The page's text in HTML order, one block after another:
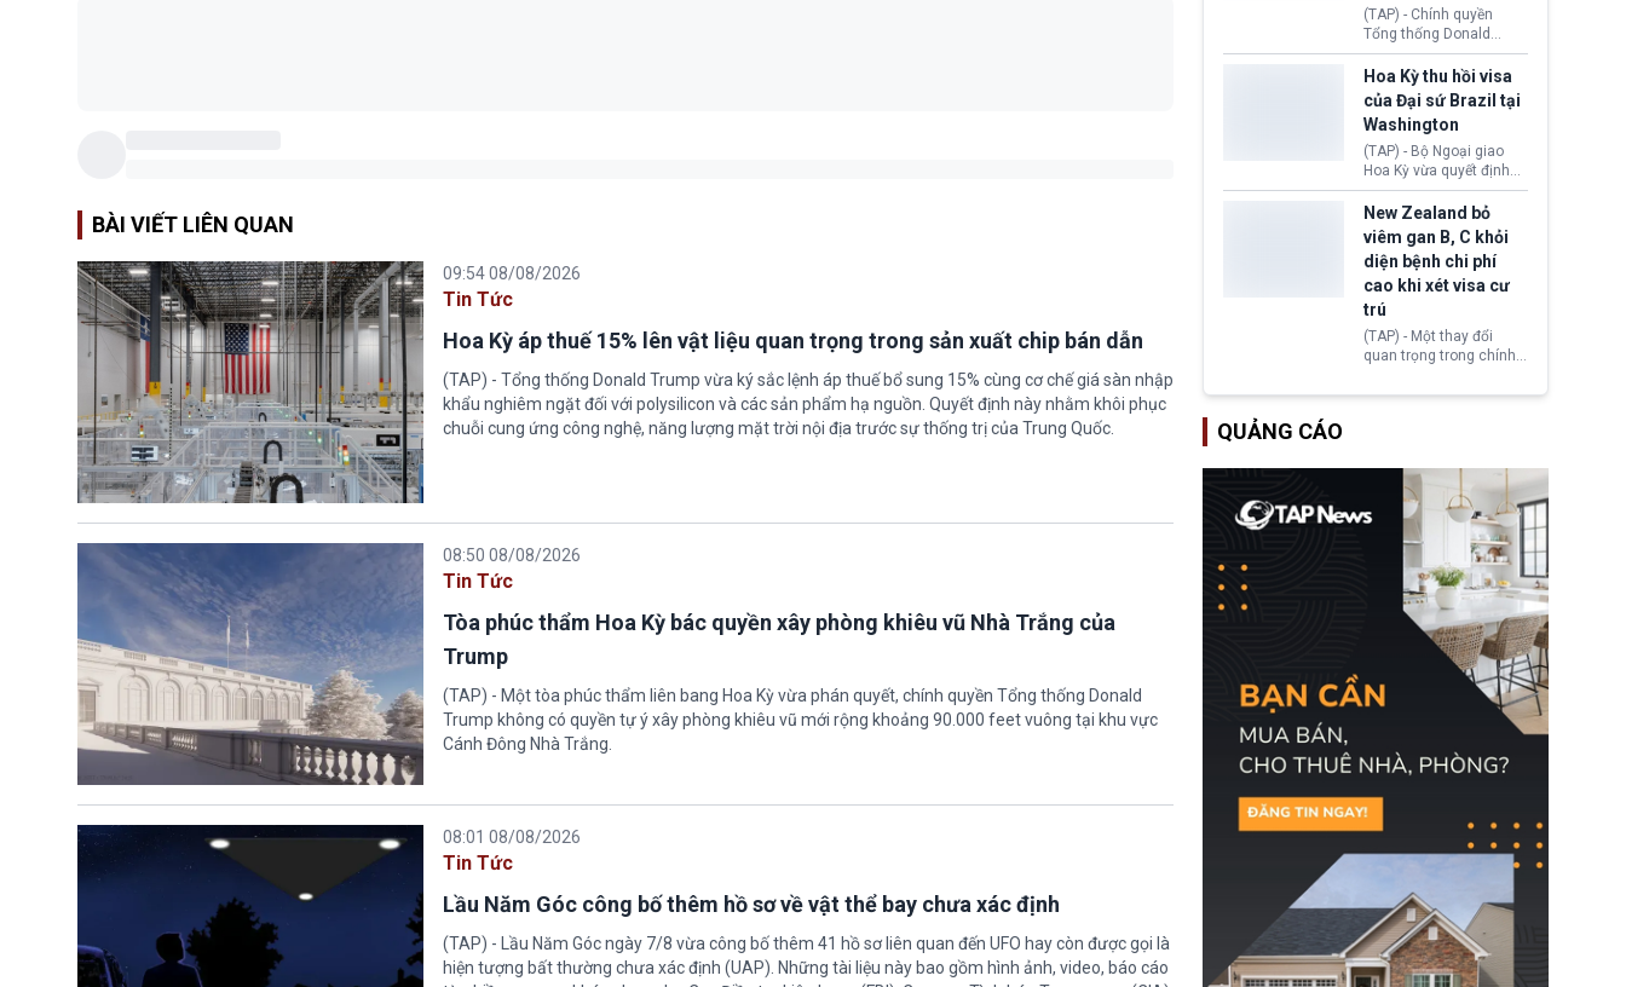
BÀI VIẾT LIÊN QUAN
09:54 08/08/2026
Tin Tức
Hoa Kỳ áp thuế 15% lên vật liệu quan trọng trong sản xuất chip bán dẫn
(TAP) - Tổng thống Donald Trump vừa ký sắc lệnh áp thuế bổ sung 15% cùng cơ chế giá sàn nhập
khẩu nghiêm ngặt đối với polysilicon và các sản phẩm hạ nguồn. Quyết định này nhằm khôi phục
chuỗi cung ứng công nghệ, năng lượng mặt trời nội địa trước sự thống trị của Trung Quốc.
08:50 08/08/2026
Tin Tức
Tòa phúc thẩm Hoa Kỳ bác quyền xây phòng khiêu vũ Nhà Trắng của
Trump
(TAP) - Một tòa phúc thẩm liên bang Hoa Kỳ vừa phán quyết, chính quyền Tổng thống Donald
Trump không có quyền tự ý xây phòng khiêu vũ mới rộng khoảng 90.000 feet vuông tại khu vực
Cánh Đông Nhà Trắng.
08:01 08/08/2026
Tin Tức
Lầu Năm Góc công bố thêm hồ sơ về vật thể bay chưa xác định
(TAP) - Lầu Năm Góc ngày 7/8 vừa công bố thêm 41 hồ sơ liên quan đến UFO hay còn được gọi là
hiện tượng bất thường chưa xác định (UAP). Những tài liệu này bao gồm hình ảnh, video, báo cáo
(TAP) - Chính quyền
Tổng thống Donald
Trump đã hoàn trả
khoảng 100 tỷ USD thuế
quan từng thu theo Đạo
luật Quyền hạn Kinh tế
Khẩn cấp Quốc tế
(IEEPA). Động thái này
diễn ra sau phán quyết
hồi tháng 2 bởi Tòa án
Tối cao Hoa Kỳ
(SCOTUS) khi tuyên bố,
việc áp thuế diện rộng là
hoàn toàn bất hợp pháp.
Hoa Kỳ thu hồi visa
của Đại sứ Brazil tại
Washington
(TAP) - Bộ Ngoại giao
Hoa Kỳ vừa quyết định
thu hồi thị thực (visa)
của bà Maria Luiza
Ribeiro Viotti - Đại sứ
Brazil tại Washington.
Động thái trên diễn ra
trong bối cảnh tranh
chấp ngoại giao giữa
chính quyền Tổng thống
Donald Trump và chính
phủ cánh tả Tổng thống
New Zealand bỏ
viêm gan B, C khỏi
diện bệnh chi phí
cao khi xét visa cư
trú
(TAP) - Một thay đổi
quan trọng trong chính
Zealand đang mở ra
gan B hoặc viêm gan C
sẽ không còn bị mặc
định không đáp ứng tiêu
chuẩn sức khỏe chỉ vì
chi phí điều trị khi nộp hồ
sơ xin visa cư trú.
QUẢNG CÁO